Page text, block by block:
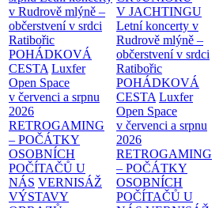
v Rudrově mlýně –
občerstvení v srdci
Ratibořic
POHÁDKOVÁ
CESTA Luxfer
Open Space
v červenci a srpnu
2026
RETROGAMING
– POČÁTKY
OSOBNÍCH
POČÍTAČŮ U
NÁS VERNISÁŽ
VÝSTAVY
V JACHTINGU
Letní koncerty v
Rudrově mlýně –
občerstvení v srdci
Ratibořic
POHÁDKOVÁ
CESTA Luxfer
Open Space
v červenci a srpnu
2026
RETROGAMING
– POČÁTKY
OSOBNÍCH
POČÍTAČŮ U